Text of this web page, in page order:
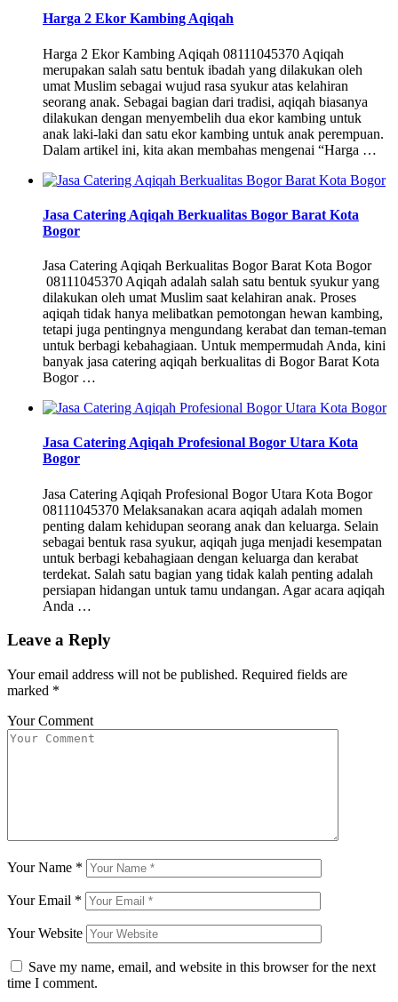
Harga 2 Ekor Kambing Aqiqah
Harga 2 Ekor Kambing Aqiqah 08111045370 Aqiqah
merupakan salah satu bentuk ibadah yang dilakukan oleh
umat Muslim sebagai wujud rasa syukur atas kelahiran
seorang anak. Sebagai bagian dari tradisi, aqiqah biasanya
dilakukan dengan menyembelih dua ekor kambing untuk
anak laki-laki dan satu ekor kambing untuk anak perempuan.
Dalam artikel ini, kita akan membahas mengenai “Harga …
Jasa Catering Aqiqah Berkualitas Bogor Barat Kota
Bogor
Jasa Catering Aqiqah Berkualitas Bogor Barat Kota Bogor
08111045370 Aqiqah adalah salah satu bentuk syukur yang
dilakukan oleh umat Muslim saat kelahiran anak. Proses
aqiqah tidak hanya melibatkan pemotongan hewan kambing,
tetapi juga pentingnya mengundang kerabat dan teman-teman
untuk berbagi kebahagiaan. Untuk mempermudah Anda, kini
banyak jasa catering aqiqah berkualitas di Bogor Barat Kota
Bogor …
Jasa Catering Aqiqah Profesional Bogor Utara Kota
Bogor
Jasa Catering Aqiqah Profesional Bogor Utara Kota Bogor
08111045370 Melaksanakan acara aqiqah adalah momen
penting dalam kehidupan seorang anak dan keluarga. Selain
sebagai bentuk rasa syukur, aqiqah juga menjadi kesempatan
untuk berbagi kebahagiaan dengan keluarga dan kerabat
terdekat. Salah satu bagian yang tidak kalah penting adalah
persiapan hidangan untuk tamu undangan. Agar acara aqiqah
Anda …
Leave a Reply
Your email address will not be published. Required fields are
marked *
Your Comment
Your Name *
Your Email *
Your Website
Save my name, email, and website in this browser for the next
time I comment.